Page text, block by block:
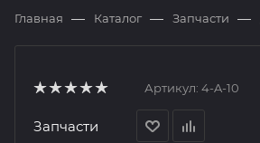
Главная — Каталог — Запчасти —
Артикул: 4-A-10
Запчасти